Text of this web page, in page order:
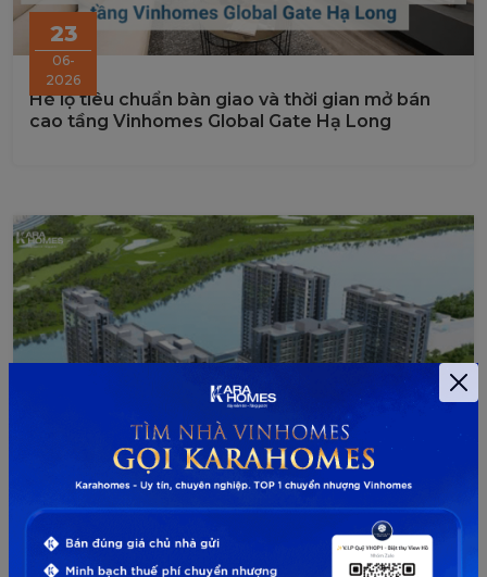
23
06-
2026
Hé lộ tiêu chuẩn bàn giao và thời gian mở bán
cao tầng Vinhomes Global Gate Hạ Long
23
2026
Vinhomes Global Gate Hạ Long có xây cao tầng